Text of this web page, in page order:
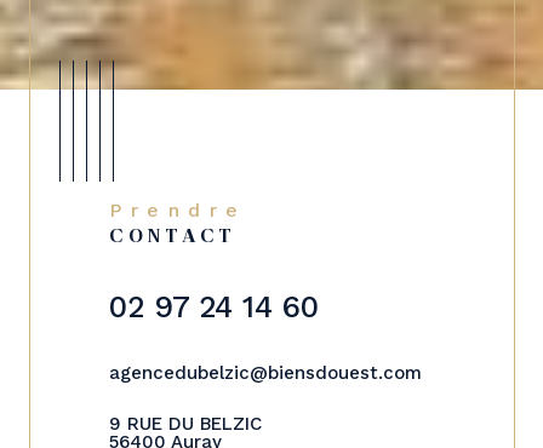
Prendre
CONTACT
02 97 24 14 60
agencedubelzic@biensdouest.com
9 RUE DU BELZIC
56400 Auray